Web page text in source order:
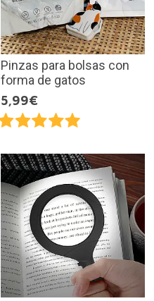
Pinzas para bolsas con
forma de gatos
5,99€